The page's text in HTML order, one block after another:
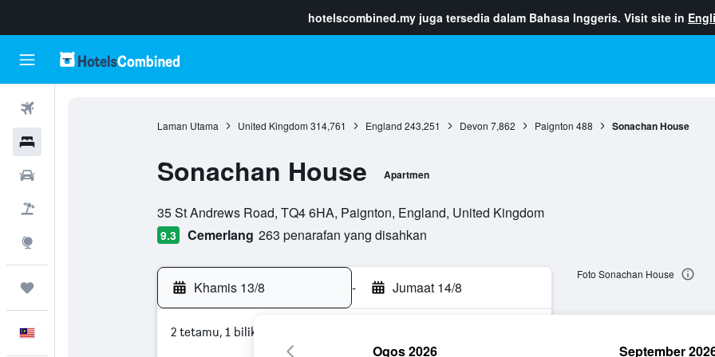
hotelscombined.my juga tersedia dalam Bahasa Inggeris. Visit site in
Laman Utama United Kingdom 314,761 England 243,251 Devon 7,862 Paignton 488 Sonachan House
Sonachan House Apartmen
35 St Andrews Road, TQ4 6HA, Paignton, England, United Kingdom
9.3 Cemerlang 263 penarafan yang disahkan
Khamis 13/8 - Jumaat 14/8
2 tetamu, 1 bilik
Foto Sonachan House
Ogos 2026 September